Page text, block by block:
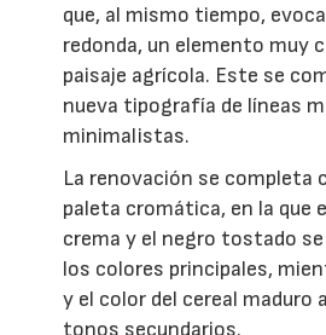
que, al mismo tiempo,
redonda, un elemento muy
paisaje agrícola. Este se
nueva tipografía de líneas
minimalistas.
La renovación se completa
paleta cromática, en la que
crema y el negro tostado
los colores principales,
y el color del cereal maduro
tonos secundarios.